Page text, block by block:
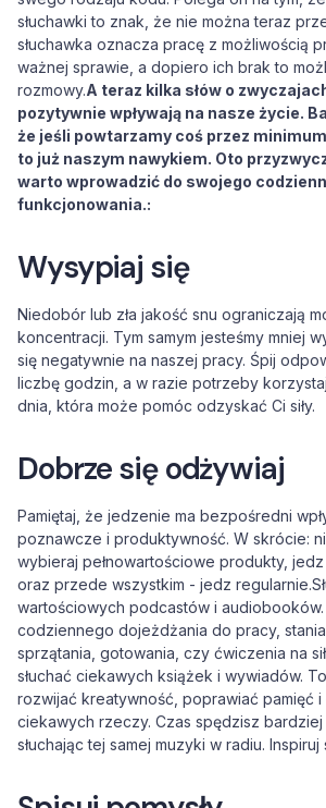
słuchawki to znak, że nie można teraz
słuchawka oznacza pracę z możliwością
ważnej sprawie, a dopiero ich brak to
rozmowy.A teraz kilka słów o
pozytywnie wpływają na nasze życie.
że jeśli powtarzamy coś przez
to już naszym nawykiem. Oto
warto wprowadzić do swojego
funkcjonowania.:
Wysypiaj się
Niedobór lub zła jakość snu ograniczają
koncentracji. Tym samym jesteśmy mniej
się negatywnie na naszej pracy. Śpij
liczbę godzin, a w razie potrzeby
dnia, która może pomóc odzyskać Ci siły.
Dobrze się odżywiaj
Pamiętaj, że jedzenie ma bezpośredni
poznawcze i produktywność. W skrócie:
wybieraj pełnowartościowe produkty,
oraz przede wszystkim - jedz
wartościowych podcastów i
codziennego dojeżdżania do pracy,
sprzątania, gotowania, czy ćwiczenia na
słuchać ciekawych książek i wywiadów.
rozwijać kreatywność, poprawiać pamięć
ciekawych rzeczy. Czas spędzisz
słuchając tej samej muzyki w radiu. Inspiruj